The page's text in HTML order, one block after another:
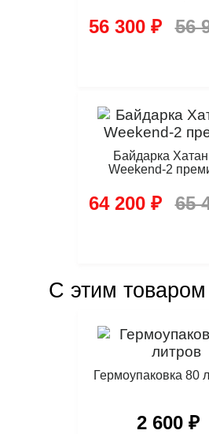
56 300 ₽ 56
Байдарка
Weekend-2
64 200 ₽ 65
С этим
Гермоупаковка 80
2 600 ₽